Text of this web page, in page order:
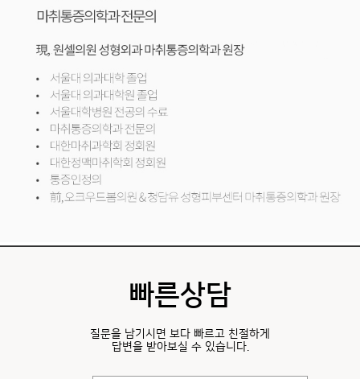
빠른상담
질문을 남기시면 보다 빠르고 친절하게
답변을 받아보실 수 있습니다.